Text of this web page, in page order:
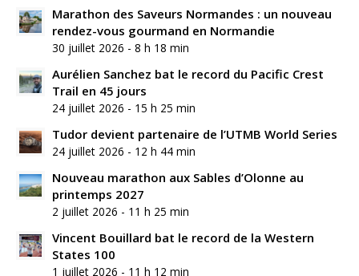
Marathon des Saveurs Normandes : un nouveau
rendez-vous gourmand en Normandie
30 juillet 2026 - 8 h 18 min
Aurélien Sanchez bat le record du Pacific Crest
Trail en 45 jours
24 juillet 2026 - 15 h 25 min
Tudor devient partenaire de l’UTMB World Series
24 juillet 2026 - 12 h 44 min
Nouveau marathon aux Sables d’Olonne au
printemps 2027
2 juillet 2026 - 11 h 25 min
Vincent Bouillard bat le record de la Western
States 100
1 juillet 2026 - 11 h 12 min